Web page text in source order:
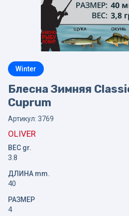
Winter
Блесна Зимняя
Cuprum
Артикул: 3769
OLIVER
ВЕС gr.
3.8
ДЛИНА mm.
40
РАЗМЕР
4